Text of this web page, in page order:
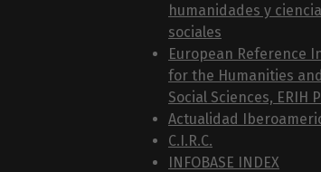
humanidades y
sociales
European Reference
for the Humanities and
Social Sciences, ERIH
Actualidad
C.I.R.C.
INFOBASE INDEX